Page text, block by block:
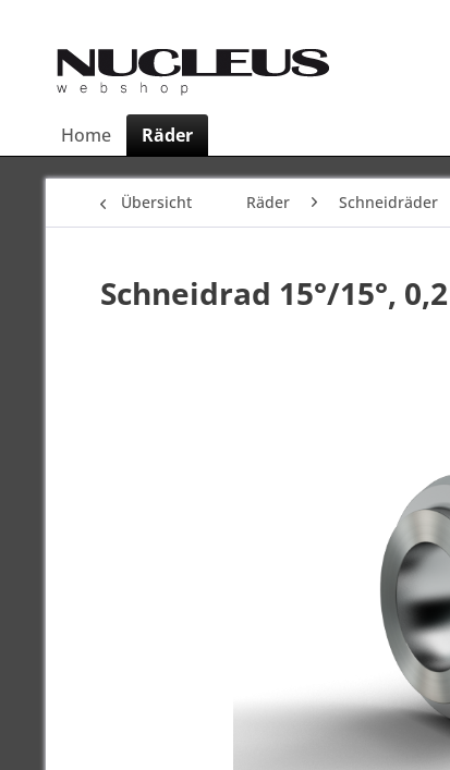
Home Räder
Übersicht Räder Schneidräder
Schneidrad 15°/15°, 0,2